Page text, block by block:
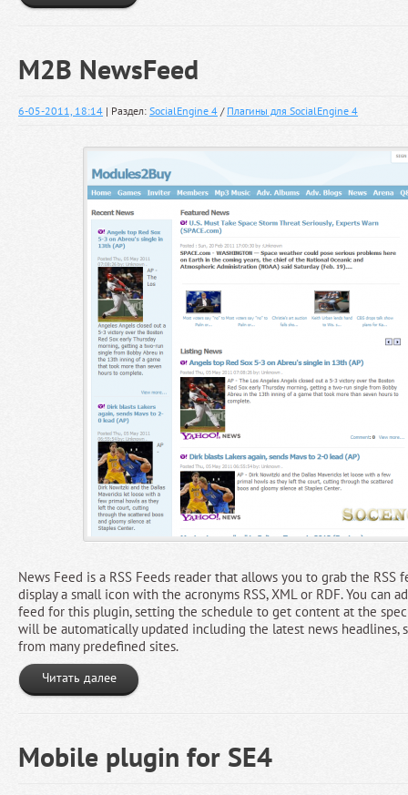
M2B NewsFeed
6-05-2011, 18:14 | Раздел: SocialEngine 4 / Плагины для SocialEngine 4
News Feed is a RSS Feeds reader that allows you to grab the RSS
display a small icon with the acronyms RSS, XML or RDF. You can
feed for this plugin, setting the schedule to get content at the
will be automatically updated including the latest news headlines,
from many predefined sites.
Читать далее
Mobile plugin for SE4